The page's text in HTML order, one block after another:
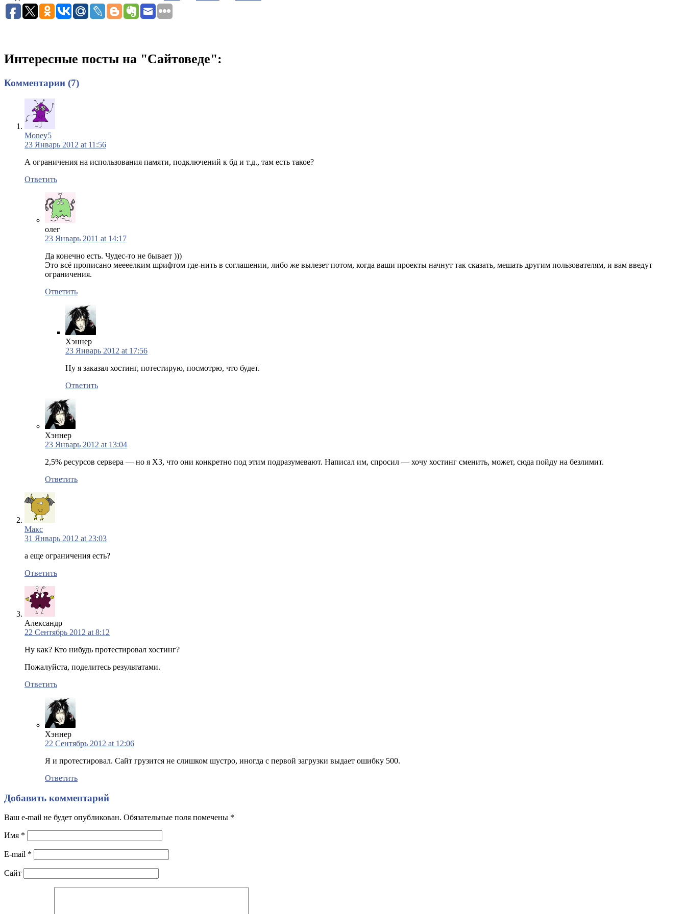
Интересные посты на "Сайтоведе":
Комментарии (7)
Money5
23 Январь 2012 at 11:56
А ограничения на использования памяти, подключений к бд и т.д., там есть такое?
Ответить
олег
23 Январь 2011 at 14:17
Да конечно есть. Чудес-то не бывает )))
Это всё прописано меееелким шрифтом где-нить в соглашении, либо же вылезет потом, когда ваши проекты начнут так сказать, мешать другим пользователям, и вам введут
ограничения.
Ответить
Хэннер
23 Январь 2012 at 17:56
Ну я заказал хостинг, потестирую, посмотрю, что будет.
Ответить
Хэннер
23 Январь 2012 at 13:04
2,5% ресурсов сервера — но я ХЗ, что они конкретно под этим подразумевают. Написал им, спросил — хочу хостинг сменить, может, сюда пойду на безлимит.
Ответить
Макс
31 Январь 2012 at 23:03
а еще ограничения есть?
Ответить
Александр
22 Сентябрь 2012 at 8:12
Ну как? Кто нибудь протестировал хостинг?
Пожалуйста, поделитесь результатами.
Ответить
Хэннер
22 Сентябрь 2012 at 12:06
Я и протестировал. Сайт грузится не слишком шустро, иногда с первой загрузки выдает ошибку 500.
Ответить
Добавить комментарий
Ваш e-mail не будет опубликован. Обязательные поля помечены *
Имя *
E-mail *
Сайт